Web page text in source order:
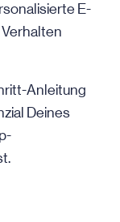
E-
Anleitung
Deines